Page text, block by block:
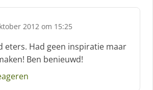
2012 om 15:25
eters. Had geen inspiratie maar
Ben benieuwd!